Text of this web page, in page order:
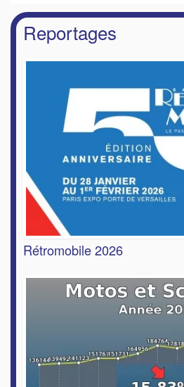
Reportages
Rétromobile 2026